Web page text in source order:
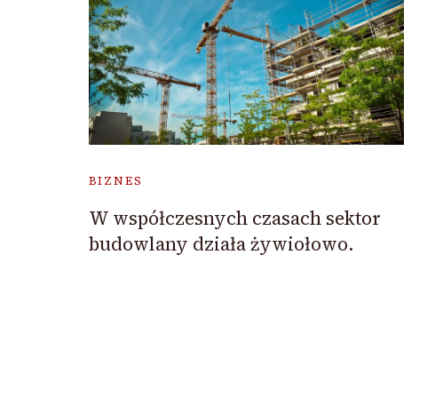
BIZNES
W współczesnych czasach sektor
budowlany działa żywiołowo.